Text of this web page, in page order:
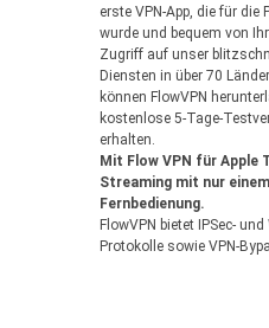
erste VPN-App, die für
wurde und bequem von
Zugriff auf unser
Diensten in über 70
können FlowVPN
kostenlose 5-Tage-
erhalten.
Mit Flow VPN für Apple
Streaming mit nur
Fernbedienung.
FlowVPN bietet IPSec-
Protokolle sowie VPN-